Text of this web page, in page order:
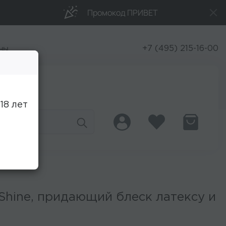
Промокод ПРИВЕТ
+7 (495) 215-16-00
придающий блеск латексу и
лет